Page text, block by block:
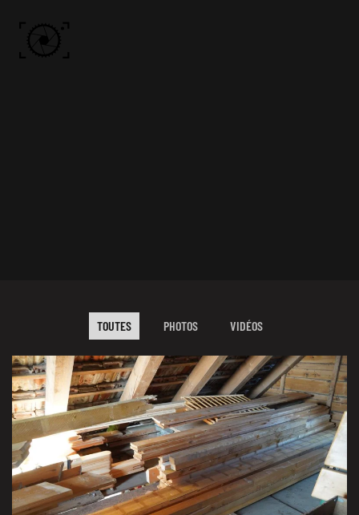
TOUTES PHOTOS VIDÉOS
et encore du bois
VOIR TOUT LE STOCK